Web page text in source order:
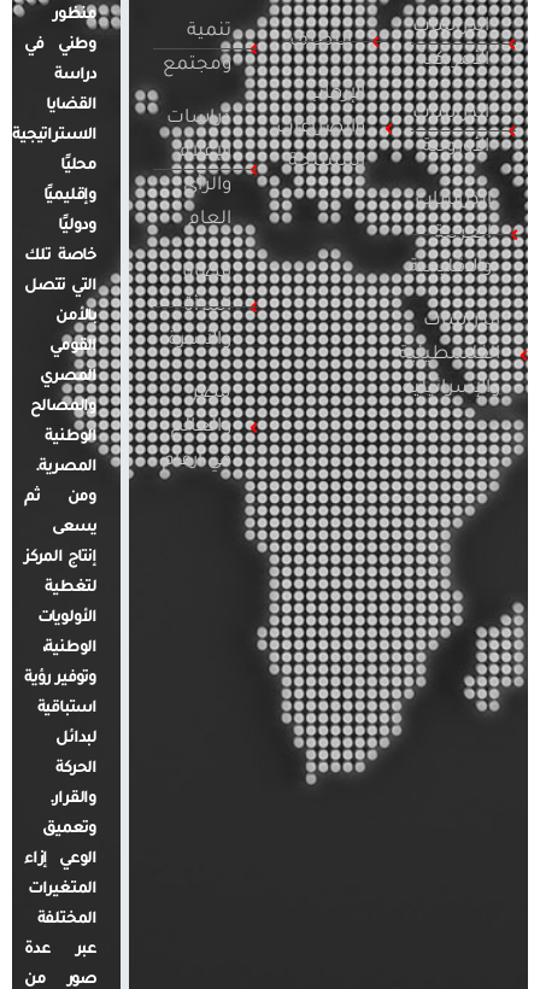
الدراسات
الأمريكية
الدراسات
الأوروبية
الدراسات
العربية
والإقليمية
الدراسات
الفلسطينية
والإسرائيلية
التطرف
الإرهاب
والصراعات
المسلحة
تنمية
ومجتمع
دراسات
الإعلام
والرأي
العام
قضايا
المرأة
والأسرة
مصر
والعالم
في أرقام
منظور
وطني في
دراسة
القضايا
الاستراتيجية
محليًا
وإقليميًا
ودوليًا
خاصة تلك
التي تتصل
بالأمن
القومي
المصري
والمصالح
الوطنية
المصرية.
ومن ثم
يسعى
إنتاج المركز
لتغطية
الأولويات
الوطنية،
وتوفير رؤية
استباقية
لبدائل
الحركة
والقرار.
وتعميق
الوعي إزاء
المتغيرات
المختلفة
عبر عدة
صور من